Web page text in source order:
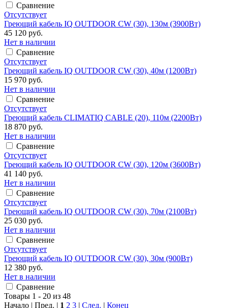
Сравнение
Отсутствует
Греющий кабель IQ OUTDOOR CW (30), 130м (3900Вт)
45 120 руб.
Нет в наличии
Сравнение
Отсутствует
Греющий кабель IQ OUTDOOR CW (30), 40м (1200Вт)
15 970 руб.
Нет в наличии
Сравнение
Отсутствует
Греющий кабель CLIMATIQ CABLE (20), 110м (2200Вт)
18 870 руб.
Нет в наличии
Сравнение
Отсутствует
Греющий кабель IQ OUTDOOR CW (30), 120м (3600Вт)
41 140 руб.
Нет в наличии
Сравнение
Отсутствует
Греющий кабель IQ OUTDOOR CW (30), 70м (2100Вт)
25 030 руб.
Нет в наличии
Сравнение
Отсутствует
Греющий кабель IQ OUTDOOR CW (30), 30м (900Вт)
12 380 руб.
Нет в наличии
Сравнение
Товары 1 - 20 из 48
Начало | Пред. | 1 2 3 | След. | Конец